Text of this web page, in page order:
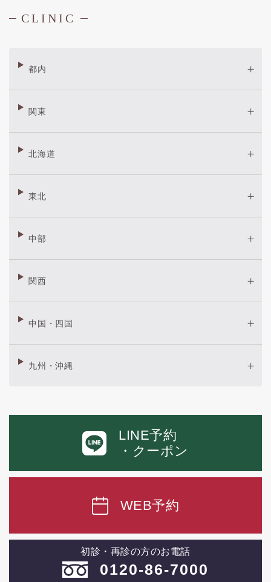
CLINIC
都内
関東
北海道
東北
中部
関西
中国・四国
九州・沖縄
LINE予約
・クーポン
WEB予約
初診・再診の方のお電話
0120-86-7000